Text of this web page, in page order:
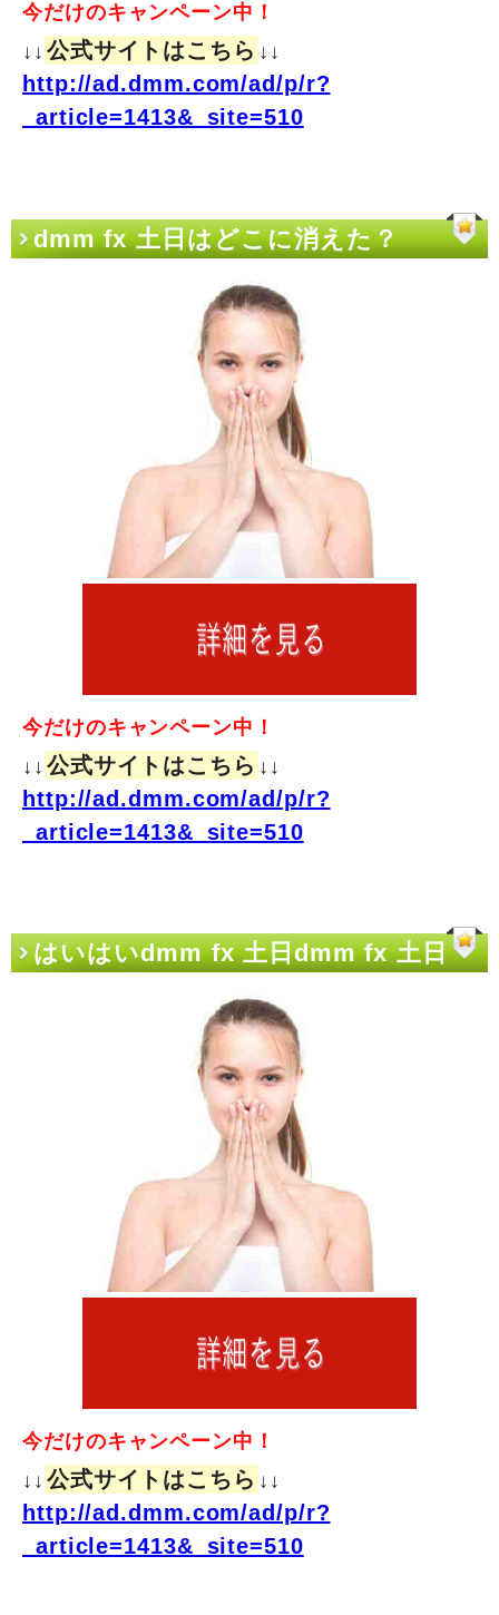
今だけのキャンペーン中！
↓↓ 公式サイトはこちら ↓↓
http://ad.dmm.com/ad/p/r?
_article=1413&_site=510
dmm fx 土日はどこに消えた？
今だけのキャンペーン中！
↓↓ 公式サイトはこちら ↓↓
http://ad.dmm.com/ad/p/r?
_article=1413&_site=510
はいはいdmm fx 土日dmm fx 土日
今だけのキャンペーン中！
↓↓ 公式サイトはこちら ↓↓
http://ad.dmm.com/ad/p/r?
_article=1413&_site=510